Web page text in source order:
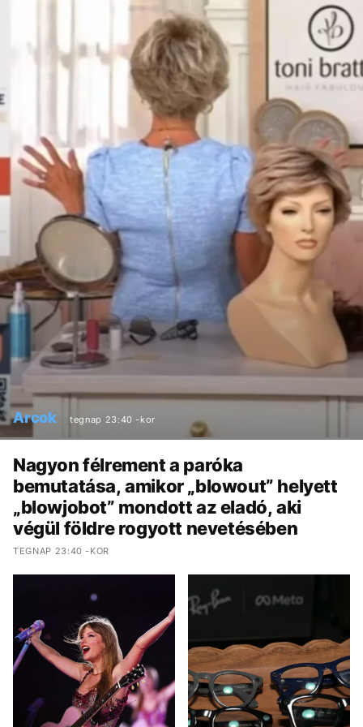
Arcok tegnap 23:40 -kor
Nagyon félrement a paróka
bemutatása, amikor „blowout” helyett
„blowjobot” mondott az eladó, aki
végül földre rogyott nevetésében
TEGNAP 23:40 -KOR